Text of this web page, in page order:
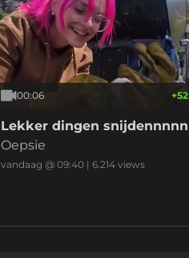
00:06 +52
Lekker dingen snijdennnnn
Oepsie
vandaag @ 09:40| 6.214views